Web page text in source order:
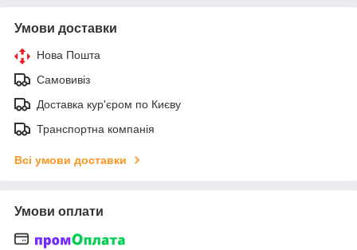
Умови доставки
Нова Пошта
Самовивіз
Доставка кур'єром по Києву
Транспортна компанія
Всі умови доставки
Умови оплати